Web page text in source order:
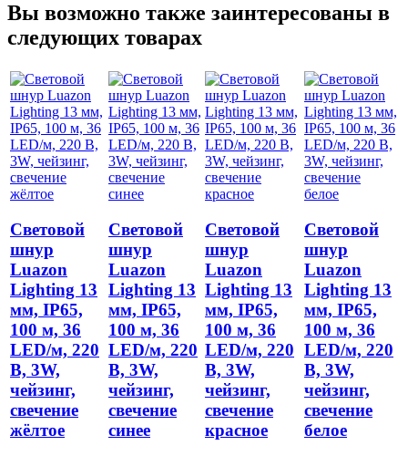
Вы возможно также заинтересованы в
следующих товарах
Световой
шнур
Luazon
Lighting 13
мм, IP65,
100 м, 36
LED/м, 220
В, 3W,
чейзинг,
свечение
жёлтое
Световой
шнур
Luazon
Lighting 13
мм, IP65,
100 м, 36
LED/м, 220
В, 3W,
чейзинг,
свечение
синее
Световой
шнур
Luazon
Lighting 13
мм, IP65,
100 м, 36
LED/м, 220
В, 3W,
чейзинг,
свечение
красное
Световой
шнур
Luazon
Lighting 13
мм, IP65,
100 м, 36
LED/м, 220
В, 3W,
чейзинг,
свечение
белое